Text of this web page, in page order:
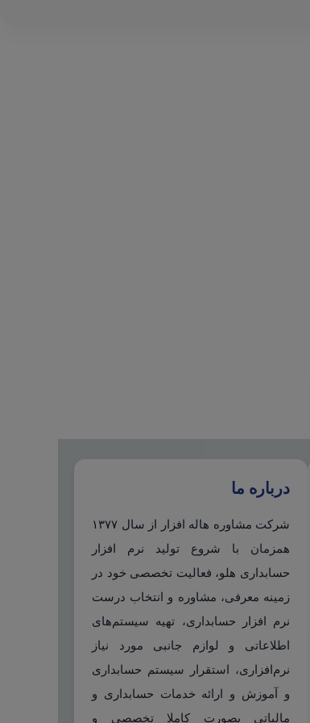
درباره ما
شرکت مشاوره هاله افزار از سال ۱۳۷۷
همزمان با شروع تولید نرم افزار
حسابداری هلو، فعالیت تخصصی خود در
زمینه معرفی، مشاوره و انتخاب درست
نرم افزار حسابداری، تهیه سیستم‌های
اطلاعاتی و لوازم جانبی مورد نیاز
نرم‌افزاری، استقرار سیستم حسابداری
و آموزش و ارائه خدمات حسابداری و
مالیاتی بصورت کاملا تخصصی و